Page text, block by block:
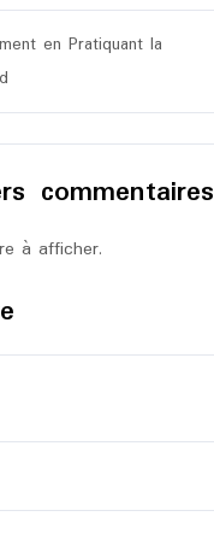
en Pratiquant la
commentaires
à afficher.